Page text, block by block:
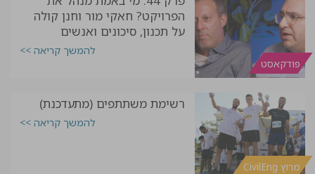
פודקאסט
הפרויקט? חאקי מור וחנן קולה
על תכנון, סיכונים ואנשים
להמשך קריאה >>
מרוץ CivilEng
רשימת משתתפים (מתעדכנת)
להמשך קריאה >>